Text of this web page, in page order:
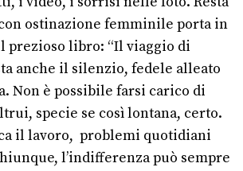
ostinazione femminile porta in
prezioso libro: “Il viaggio di
anche il silenzio, fedele alleato
Non è possibile farsi carico di
specie se così lontana, certo.
il lavoro, problemi quotidiani
l’indifferenza può sempre